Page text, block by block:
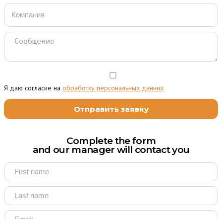
Я даю согласие на обработку персональных данних
Complete the form
and our manager will contact you